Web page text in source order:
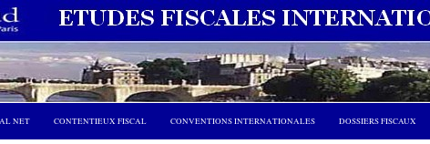
NET CONTENTIEUX FISCAL CONVENTIONS INTERNATIONALES DOSSIERS FISCAUX